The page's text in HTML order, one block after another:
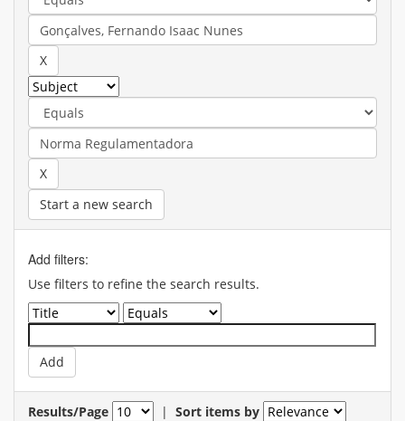
Start a new search
Add filters:
Use filters to refine the search results.
Results/Page | Sort items by